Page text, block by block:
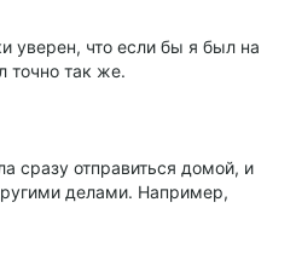
уверен, что если бы я был на
точно так же.
сразу отправиться домой, и
делами. Например,